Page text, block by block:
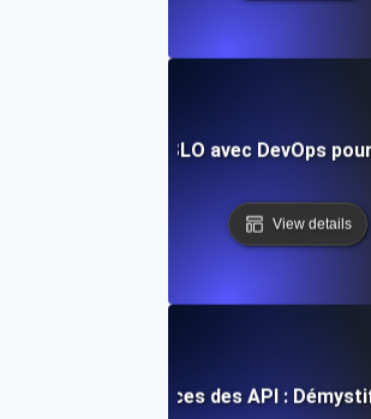
métriques SLI/SLO avec DevOps
View details
les performances des API :